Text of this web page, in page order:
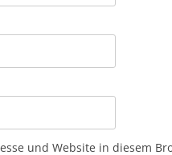
und Website in diesem